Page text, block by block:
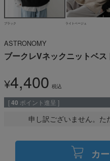
ブラック ライトベージュ
ASTRONOMY
ブークレVネックニットベス
¥4,400 税込
[40 ポイント進呈 ]
申し訳ございません。た
カ